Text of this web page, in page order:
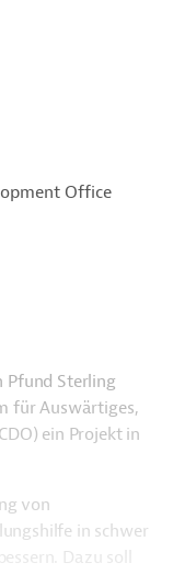
Office
Pfund Sterling
für Auswärtiges,
ein Projekt in
von
in schwer
Dazu soll